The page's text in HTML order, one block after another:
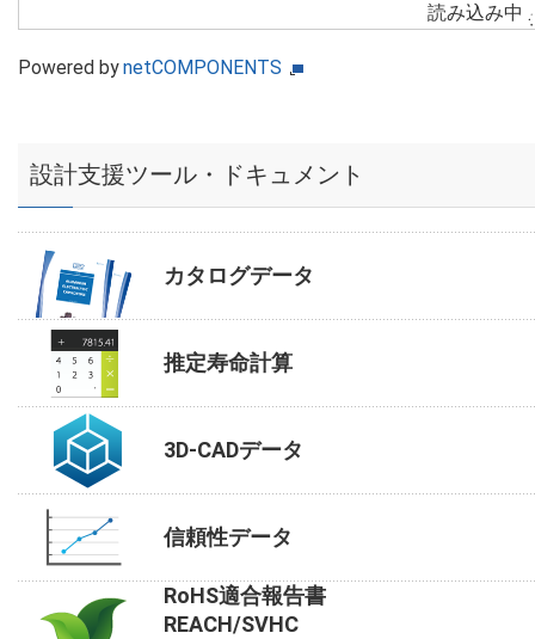
読み込み中
Powered bynetCOMPONENTS
設計支援ツール・ドキュメント
カタログデータ
推定寿命計算
3D-CADデータ
信頼性データ
RoHS適合報告書
REACH/SVHC